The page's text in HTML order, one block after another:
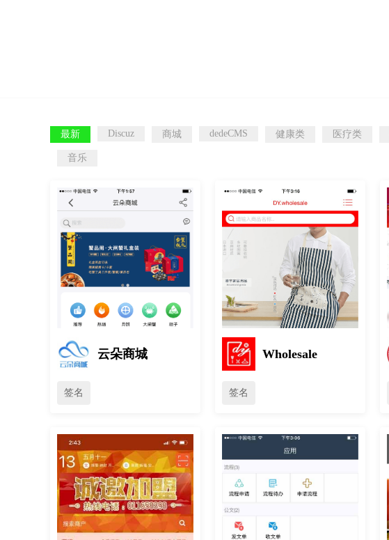
最新 Discuz 商城 dedeCMS 健康类 医疗类
音乐
云朵商城
签名
Wholesale
签名